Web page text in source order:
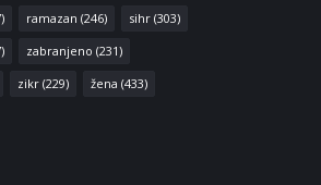
ramazan (246) sihr(303)
zabranjeno (231)
zikr(229) žena (433)